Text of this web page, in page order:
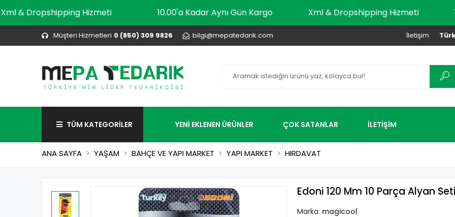
Xml & Dropshipping Hizmeti 10.00'a Kadar Aynı Gün Kargo Xml & Dropshipping Hizmeti
Müşteri Hizmetleri 0 (850) 309 9826 bilgi@mepatedarik.com İletişim
TÜM KATEGORİLER YENİ EKLENEN ÜRÜNLER ÇOK SATANLAR İLETİŞİM
ANA SAYFA YAŞAM BAHÇE VE YAPI MARKET YAPI MARKET HIRDAVAT
Edoni 120 Mm 10 Parça Alyan
Marka: magicool